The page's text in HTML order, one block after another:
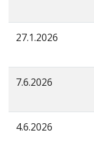
27.1.2026
7.6.2026
4.6.2026